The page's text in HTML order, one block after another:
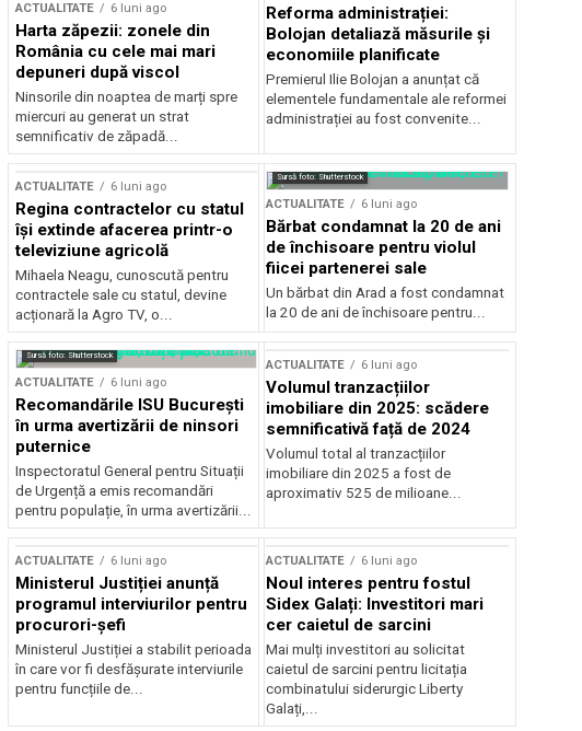
ACTUALITATE 6 luni ago
Harta zăpezii: zonele din
România cu cele mai mari
depuneri după viscol
Ninsorile din noaptea de marți spre
miercuri au generat un strat
semnificativ de zăpadă...
Reforma administrației:
Bolojan detaliază măsurile și
economiile planificate
Premierul Ilie Bolojan a anunțat că
elementele fundamentale ale reformei
administrației au fost convenite...
ACTUALITATE 6 luni ago
Regina contractelor cu statul
își extinde afacerea printr-o
televiziune agricolă
Mihaela Neagu, cunoscută pentru
contractele sale cu statul, devine
acționară la Agro TV, o...
Sursă foto: Shutterstock
ACTUALITATE 6 luni ago
Bărbat condamnat la 20 de ani
de închisoare pentru violul
fiicei partenerei sale
Un bărbat din Arad a fost condamnat
la 20 de ani de închisoare pentru...
Sursă foto: Shutterstock
ACTUALITATE 6 luni ago
Recomandările ISU București
în urma avertizării de ninsori
puternice
Inspectoratul General pentru Situații
de Urgență a emis recomandări
pentru populație, în urma avertizării...
ACTUALITATE 6 luni ago
Volumul tranzacțiilor
imobiliare din 2025: scădere
semnificativă față de 2024
Volumul total al tranzacțiilor
imobiliare din 2025 a fost de
aproximativ 525 de milioane...
ACTUALITATE 6 luni ago
Ministerul Justiției anunță
programul interviurilor pentru
procurori-șefi
Ministerul Justiției a stabilit perioada
în care vor fi desfășurate interviurile
pentru funcțiile de...
ACTUALITATE 6 luni ago
Noul interes pentru fostul
Sidex Galați: Investitori mari
cer caietul de sarcini
Mai mulți investitori au solicitat
caietul de sarcini pentru licitația
combinatului siderurgic Liberty
Galați,...